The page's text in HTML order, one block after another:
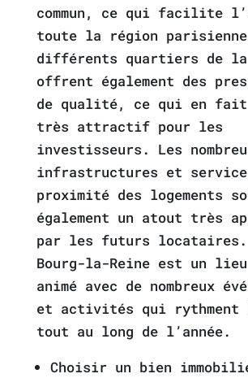
commun, ce qui facilite
toute la région
différents quartiers de la
offrent également des
de qualité, ce qui en
très attractif pour les
investisseurs. Les
infrastructures et
proximité des logements
également un atout très
par les futurs
Bourg-la-Reine est un
animé avec de nombreux
et activités qui
tout au long de l’année.
Choisir un bien